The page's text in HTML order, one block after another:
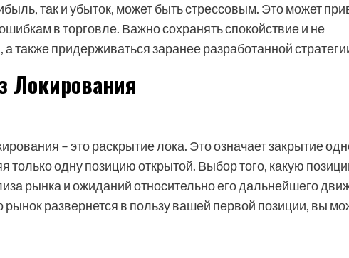
так и убыток, может быть стрессовым. Это может
в торговле. Важно сохранять спокойствие и не
также придерживаться заранее разработанной
Локирования
– это раскрытие лока. Это означает закрытие
только одну позицию открытой. Выбор того, какую
рынка и ожиданий относительно его дальнейшего
рынок развернется в пользу вашей первой позиции, вы